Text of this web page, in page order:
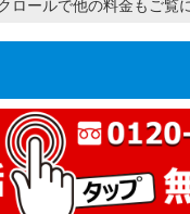
掘削・埋め戻し作業）
50㎝以上）
り（厚さ10㎝まで）
/3mまで
使用/3m超え
ロールで他の料金もご覧